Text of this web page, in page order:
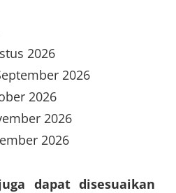
2026
2026
2026
2026
2026
dapat disesuaikan